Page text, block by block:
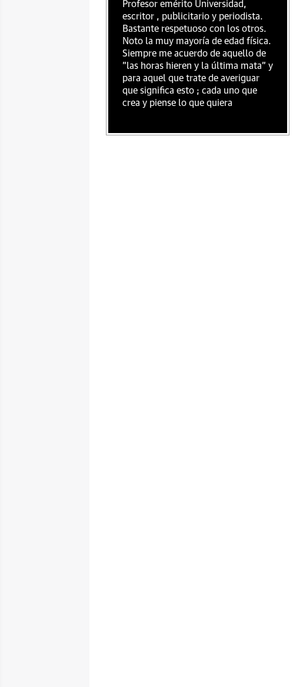
Profesor emérito Universidad,
escritor , publicitario y periodista.
Bastante respetuoso con los otros.
Noto la muy mayoría de edad física.
Siempre me acuerdo de aquello de
"las horas hieren y la última mata" y
para aquel que trate de averiguar
que significa esto ; cada uno que
crea y piense lo que quiera